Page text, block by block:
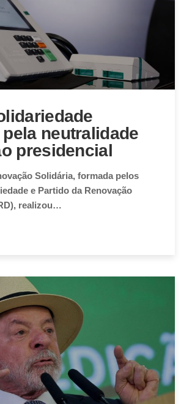
neutralidade
presidencial
Solidária, formada pelos
e Partido da Renovação
realizou…